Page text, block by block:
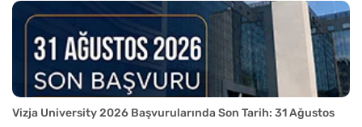
Vizja University 2026 Başvurularında Son Tarih: 31 Ağustos